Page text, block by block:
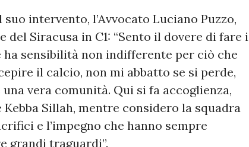
intervento, l’Avvocato Luciano Puzzo,
Siracusa in C1: “Sento il dovere di fare i
sensibilità non indifferente per ciò che
il calcio, non mi abbatto se si perde,
vera comunità. Qui si fa accoglienza,
Sillah, mentre considero la squadra
e l’impegno che hanno sempre
grandi traguardi”.